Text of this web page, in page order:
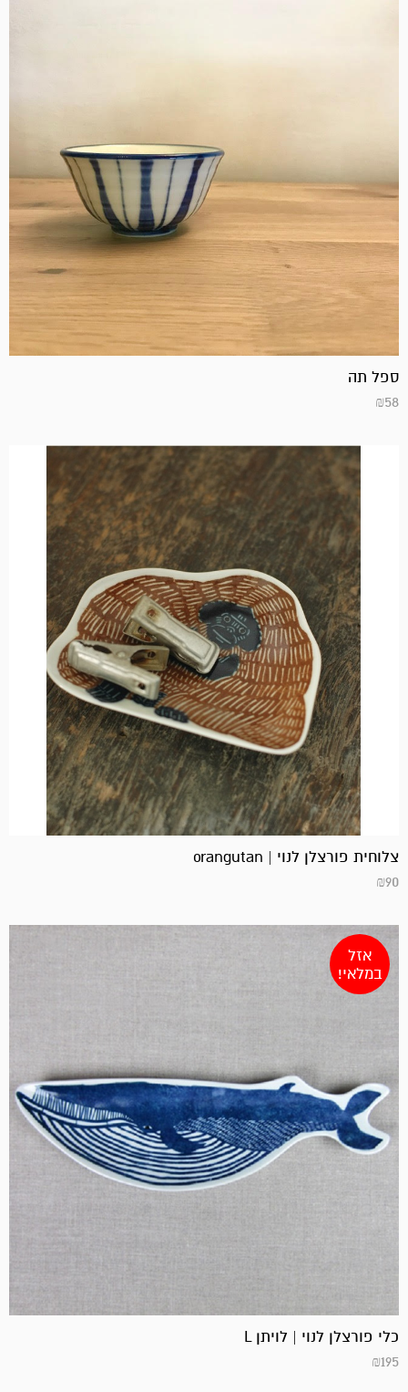
ספל תה
₪58
צלוחית פורצלן לנוי | orangutan
₪90
אזל
במלאי!
כלי פורצלן לנוי | לויתן L
₪195